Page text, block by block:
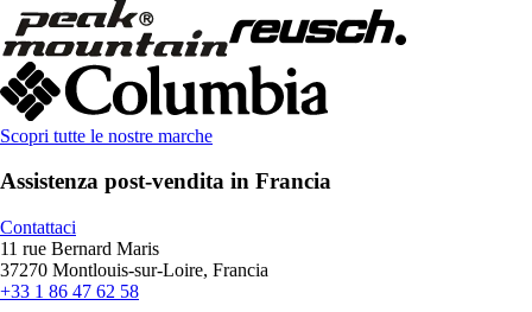
Scopri tutte le nostre marche
Assistenza post-vendita in Francia
Contattaci
11 rue Bernard Maris
37270 Montlouis-sur-Loire, Francia
+33 1 86 47 62 58